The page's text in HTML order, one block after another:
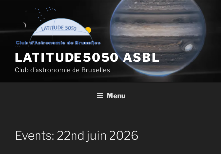
contenu
principal
LATITUDE5050 ASBL
Club d'astronomie de Bruxelles
Menu
Events: 22nd juin 2026